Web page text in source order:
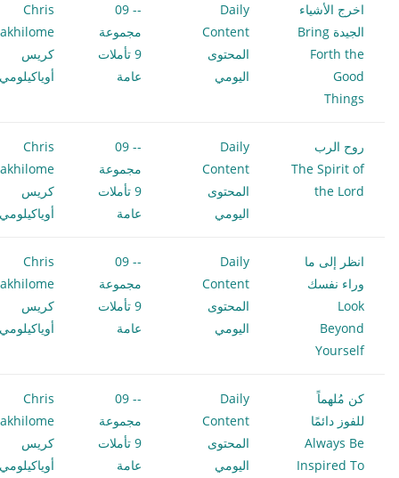
اخرج الأشياء
الجيدة Bring
Forth the
Good
Things
Daily
Content
المحتوى
اليومي
-- 09
مجموعة
9 تأملات
عامة
Chris
كريس
روح الرب
The Spirit of
the Lord
Daily
Content
المحتوى
اليومي
-- 09
مجموعة
9 تأملات
عامة
Chris
كريس
انظر إلى ما
وراء نفسك
Look
Beyond
Yourself
Daily
Content
المحتوى
اليومي
-- 09
مجموعة
9 تأملات
عامة
Chris
كريس
كن مُلهماً
للفوز دائمًا
Always Be
Inspired To
Daily
Content
المحتوى
اليومي
-- 09
مجموعة
9 تأملات
عامة
Chris
كريس